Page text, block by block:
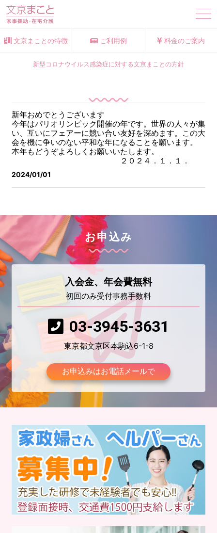
文京まことの特徴 ご利用例 料金のご案内
新型コロナウイルス感染症に対する文京まことの方針
新年おめでとうございます
今年はパリオリンピック開催の年です。世界の人々が集
い、互いにフェアーに競い合い友好を深めます。この大
会を機に争いのない平和な年になることを願います。
本年もどうぞよろしくお願いいたします。
２０２４．１．１．
2024/01/01
お申込み
入会金、年会費無料
初回のみ受付事務手数料
03-3945-3631
東京都文京区本駒込6-1-8
お申込みはお電話メールで